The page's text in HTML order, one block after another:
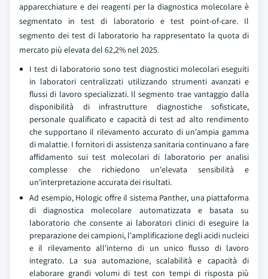
apparecchiature e dei reagenti per la diagnostica molecolare è
segmentato in test di laboratorio e test point-of-care. Il
segmento dei test di laboratorio ha rappresentato la quota di
mercato più elevata del 62,2% nel 2025.
I test di laboratorio sono test diagnostici molecolari eseguiti
in laboratori centralizzati utilizzando strumenti avanzati e
flussi di lavoro specializzati. Il segmento trae vantaggio dalla
disponibilità di infrastrutture diagnostiche sofisticate,
personale qualificato e capacità di test ad alto rendimento
che supportano il rilevamento accurato di un'ampia gamma
di malattie. I fornitori di assistenza sanitaria continuano a fare
affidamento sui test molecolari di laboratorio per analisi
complesse che richiedono un'elevata sensibilità e
un'interpretazione accurata dei risultati.
Ad esempio, Hologic offre il sistema Panther, una piattaforma
di diagnostica molecolare automatizzata e basata su
laboratorio che consente ai laboratori clinici di eseguire la
preparazione dei campioni, l'amplificazione degli acidi nucleici
e il rilevamento all'interno di un unico flusso di lavoro
integrato. La sua automazione, scalabilità e capacità di
elaborare grandi volumi di test con tempi di risposta più